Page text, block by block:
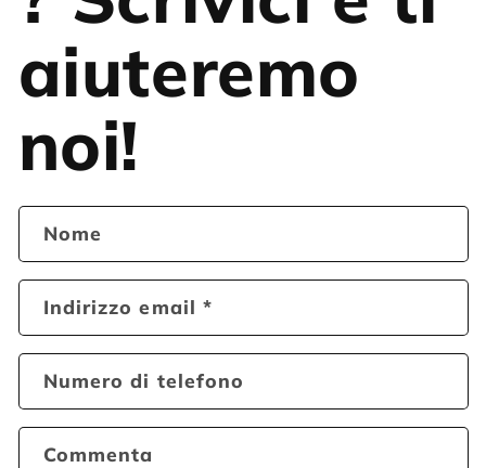
aiuteremo
noi!
Nome
Indirizzo email*
Numero di telefono
Commenta